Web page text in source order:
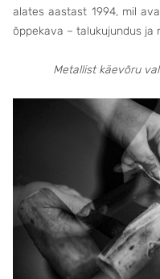
alates aastast 1994, mil
õppekava – talukujundus ja
Metallist käevõru